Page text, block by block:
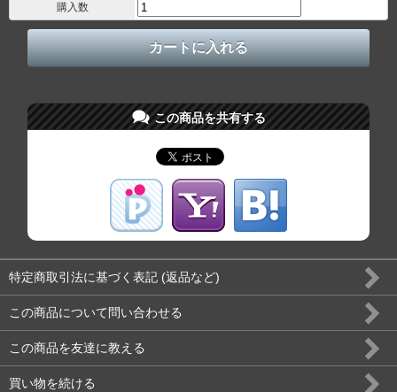
購入数
この商品を共有する
特定商取引法に基づく表記 (返品など)
この商品について問い合わせる
この商品を友達に教える
買い物を続ける